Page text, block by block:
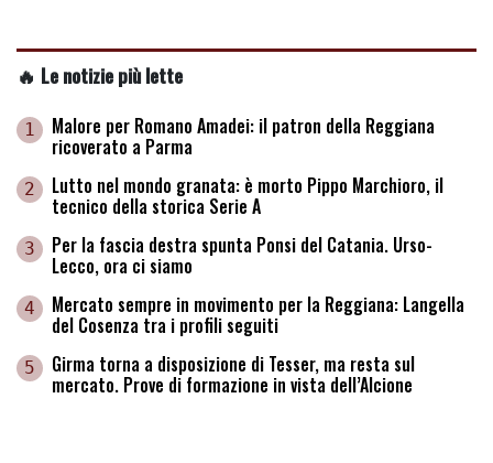
🔥 Le notizie più lette
1 Malore per Romano Amadei: il patron della Reggiana
ricoverato a Parma
2 Lutto nel mondo granata: è morto Pippo Marchioro, il
tecnico della storica Serie A
3 Per la fascia destra spunta Ponsi del Catania. Urso-
Lecco, ora ci siamo
4 Mercato sempre in movimento per la Reggiana: Langella
del Cosenza tra i profili seguiti
5 Girma torna a disposizione di Tesser, ma resta sul
mercato. Prove di formazione in vista dell’Alcione